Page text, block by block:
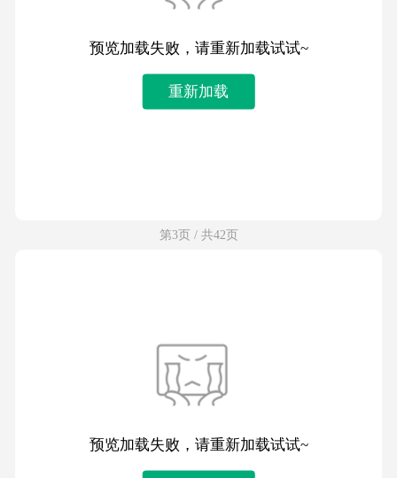
预览加载失败，请重新加载试试~
重新加载
第3页 / 共42页
预览加载失败，请重新加载试试~